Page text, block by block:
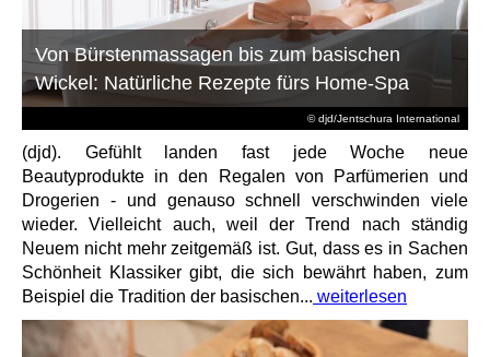
© djd/Jentschura International
Von Bürstenmassagen bis zum basischen
Wickel: Natürliche Rezepte fürs Home-Spa
(djd). Gefühlt landen fast jede Woche neue
Beautyprodukte in den Regalen von Parfümerien und
Drogerien - und genauso schnell verschwinden viele
wieder. Vielleicht auch, weil der Trend nach ständig
Neuem nicht mehr zeitgemäß ist. Gut, dass es in Sachen
Schönheit Klassiker gibt, die sich bewährt haben, zum
Beispiel die Tradition der basischen... weiterlesen